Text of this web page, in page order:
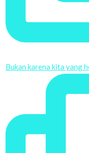
Bukan karena kita yang